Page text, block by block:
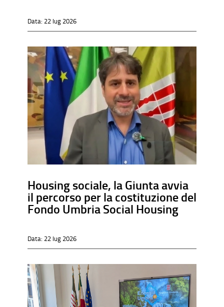
Data: 22 lug 2026
Housing sociale, la Giunta avvia
il percorso per la costituzione del
Fondo Umbria Social Housing
Data: 22 lug 2026